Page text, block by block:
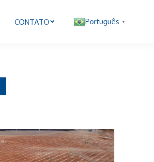
CONTATO Português ▼